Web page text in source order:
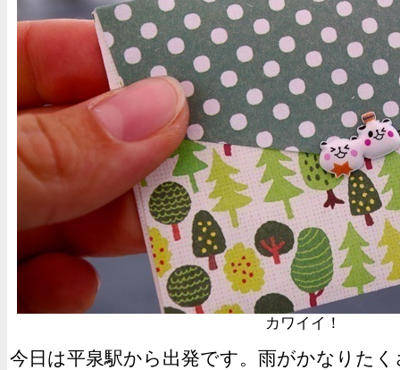
カワイイ！
今日は平泉駅から出発です。雨がかなりた